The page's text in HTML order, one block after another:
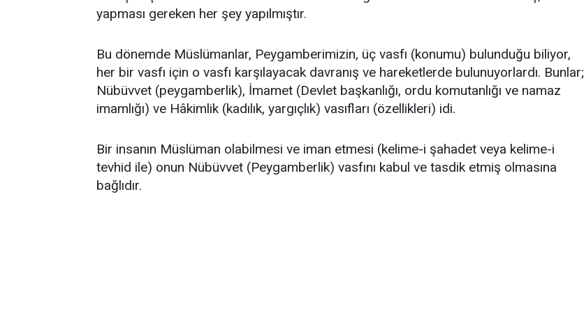
yapması gereken her şey yapılmıştır.
Bu dönemde Müslümanlar, Peygamberimizin, üç vasfı (konumu) bulunduğu biliyor,
her bir vasfı için o vasfı karşılayacak davranış ve hareketlerde bulunuyorlardı. Bunlar;
Nübüvvet (peygamberlik), İmamet (Devlet başkanlığı, ordu komutanlığı ve namaz
imamlığı) ve Hâkimlik (kadılık, yargıçlık) vasıfları (özellikleri) idi.
Bir insanın Müslüman olabilmesi ve iman etmesi (kelime-i şahadet veya kelime-i
tevhid ile) onun Nübüvvet (Peygamberlik) vasfını kabul ve tasdik etmiş olmasına
bağlıdır.